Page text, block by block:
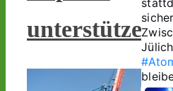
unterstützen